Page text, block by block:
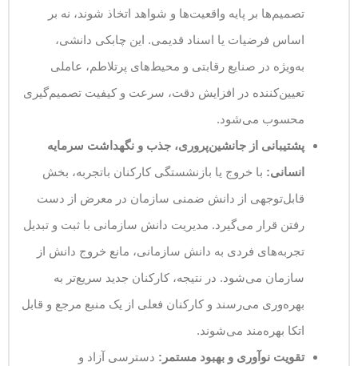
تصمیم‌ها بر پایه واقعیت‌ها و شواهد اتخاذ شوند، نه بر
اساس فرضیات یا اسناد قدیمی. این چابکی دانشی،
به‌ویژه در صنایع رقابتی و محیط‌های پرتلاطم، عاملی
تعیین‌کننده در افزایش دقت، سرعت و کیفیت تصمیم‌گیری
محسوب می‌شود.
پشتیبانی از جانشین‌پروری، جذب و نگهداشت سرمایه
انسانی: با خروج یا بازنشستگی کارکنان باتجربه، بخش
قابل‌توجهی از دانش ضمنی سازمان در معرض از دست
رفتن قرار می‌گیرد. مدیریت دانش سازمانی با ثبت و تبدیل
تجربه‌های فردی به دانش سازمانی، مانع خروج دانش از
سازمان می‌شود. در نتیجه، کارکنان جدید سریع‌تر به
بهره‌وری می‌رسند و کارکنان فعلی از یک منبع مرجع و قابل
اتکا بهره‌مند می‌شوند.
تقویت نوآوری و بهبود مستمر: دسترسی آزاد و